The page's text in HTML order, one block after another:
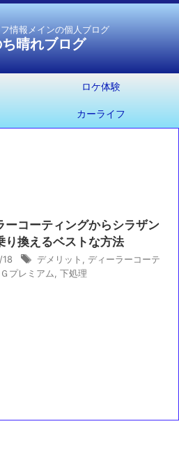
情報メインの個人ブログ
晴れブログ
ロケ体験
カーライフ
ーコーティングからシラザン
り換えるベストな方法
デメリット
ディーラーコーテ
プレミアム 下処理